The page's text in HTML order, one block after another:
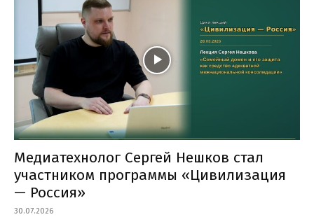
Медиатехнолог Сергей Нешков стал
участником программы «Цивилизация
— Россия»
30.07.2026